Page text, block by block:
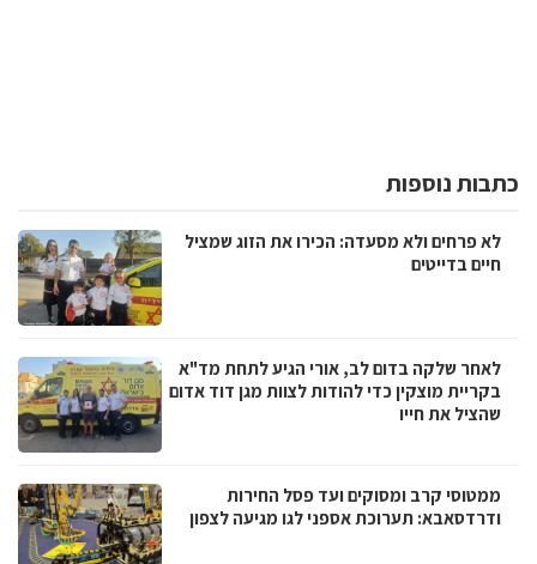
כתבות נוספות
לא פרחים ולא מסעדה: הכירו את הזוג שמציל
חיים בדייטים
לאחר שלקה בדום לב, אורי הגיע לתחת מד"א
בקריית מוצקין כדי להודות לצוות מגן דוד אדום
שהציל את חייו
ממטוסי קרב ומסוקים ועד פסל החירות
ודרדסאבא: תערוכת אספני לגו מגיעה לצפון